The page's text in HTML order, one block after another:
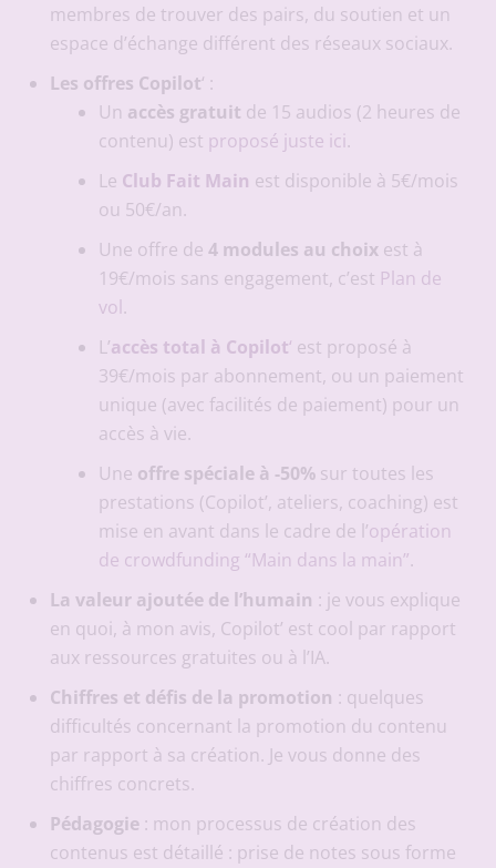
membres de trouver des pairs, du soutien et un
espace d’échange différent des réseaux sociaux.
Les offres Copilot‘ :
Un accès gratuit de 15 audios (2 heures de
contenu) est proposé juste ici .
Le Club Fait Main est disponible à 5€/mois
ou 50€/an.
Une offre de 4 modules au choixest à
19€/mois sans engagement, c’est Plan de
vol .
L’accès total à Copilot‘ est proposé à
39€/mois par abonnement, ou un paiement
unique (avec facilités de paiement) pour un
accès à vie.
Une offre spéciale à -50%sur toutes les
prestations (Copilot’, ateliers, coaching) est
mise en avant dans le cadre de l’opération
de crowdfunding “Main dans la main”.
La valeur ajoutée de l’humain : je vous explique
en quoi, à mon avis, Copilot’ est cool par rapport
aux ressources gratuites ou à l’IA.
Chiffres et défis de la promotion : quelques
difficultés concernant la promotion du contenu
par rapport à sa création. Je vous donne des
chiffres concrets.
Pédagogie: mon processus de création des
contenus est détaillé : prise de notes sous forme